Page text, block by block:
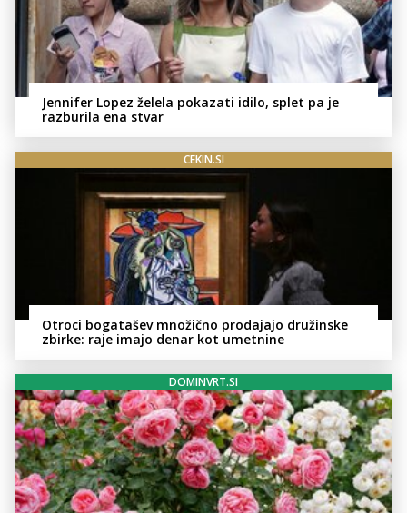
Jennifer Lopez želela pokazati idilo, splet pa je
razburila ena stvar
CEKIN.SI
Otroci bogatašev množično prodajajo družinske
zbirke: raje imajo denar kot umetnine
DOMINVRT.SI